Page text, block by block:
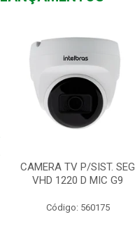
CAMERA TV P/SIST. SEG
VHD 1220 D MIC G9
Código: 560175